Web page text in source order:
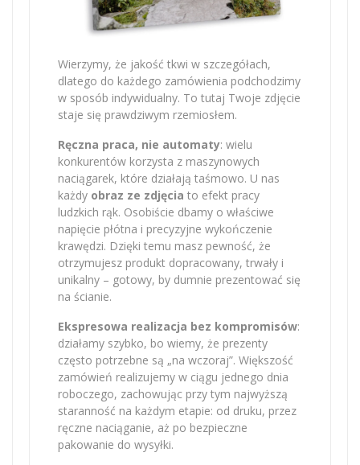
Wierzymy, że jakość tkwi w szczegółach,
dlatego do każdego zamówienia podchodzimy
w sposób indywidualny. To tutaj Twoje zdjęcie
staje się prawdziwym rzemiosłem.
Ręczna praca, nie automaty: wielu
konkurentów korzysta z maszynowych
naciągarek, które działają taśmowo. U nas
każdy obraz ze zdjęcia to efekt pracy
ludzkich rąk. Osobiście dbamy o właściwe
napięcie płótna i precyzyjne wykończenie
krawędzi. Dzięki temu masz pewność, że
otrzymujesz produkt dopracowany, trwały i
unikalny – gotowy, by dumnie prezentować się
na ścianie.
Ekspresowa realizacja bez kompromisów:
działamy szybko, bo wiemy, że prezenty
często potrzebne są „na wczoraj”. Większość
zamówień realizujemy w ciągu jednego dnia
roboczego, zachowując przy tym najwyższą
staranność na każdym etapie: od druku, przez
ręczne naciąganie, aż po bezpieczne
pakowanie do wysyłki.